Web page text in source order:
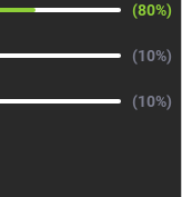
(80%)
(10%)
(10%)